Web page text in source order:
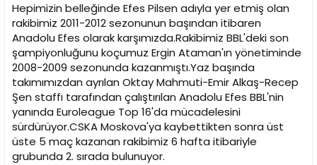
Hepimizin belleğinde Efes Pilsen adıyla yer etmiş olan
rakibimiz 2011-2012 sezonunun başından itibaren
Anadolu Efes olarak karşımızda.Rakibimiz BBL'deki son
şampiyonluğunu koçumuz Ergin Ataman'ın yönetiminde
2008-2009 sezonunda kazanmıştı.Yaz başında
takımımızdan ayrılan Oktay Mahmuti-Emir Alkaş-Recep
Şen staffı tarafından çalıştırılan Anadolu Efes BBL'nin
yanında Euroleague Top 16'da mücadelesini
sürdürüyor.CSKA Moskova'ya kaybettikten sonra üst
üste 5 maç kazanan rakibimiz 6 hafta itibariyle
grubunda 2. sırada bulunuyor.